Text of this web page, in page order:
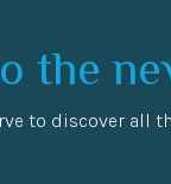
the
to discover all